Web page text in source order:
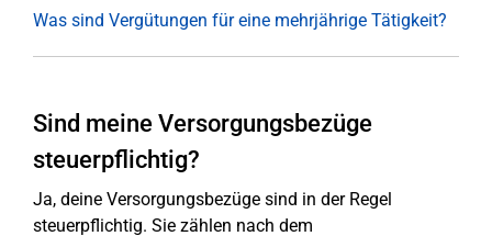
Was sind Vergütungen für eine mehrjährige Tätigkeit?
Sind meine Versorgungsbezüge
steuerpflichtig?
Ja, deine Versorgungsbezüge sind in der Regel
steuerpflichtig. Sie zählen nach dem